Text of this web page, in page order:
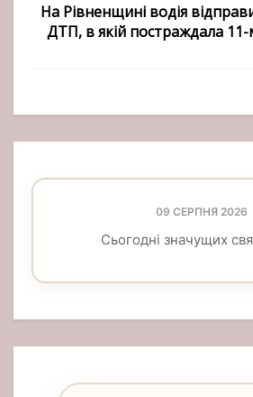
На Рівненщині водія
ДТП, в якій постраждала 11-
09 СЕРПНЯ 2026
Сьогодні значущих